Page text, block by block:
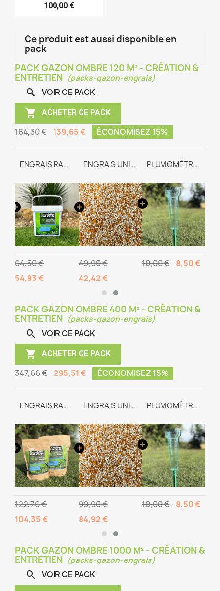
100,00 €
Ce produit est aussi disponible en
pack
PACK GAZON OMBRE 120 M² - CRÉATION &
ENTRETIEN (packs-gazon-engrais)
 VOIR CE PACK
 ACHETER CE PACK
164,30 € 139,65 € ÉCONOMISEZ 15%
ENGRAIS RACINAIRE
64,50 €
54,83 €
ENGRAIS UNIVERSEL TEAM-WAY
49,90 €
42,42 €
PLUVIOMÈTRE GRADUÉ
10,00 € 8,50 €
PACK GAZON OMBRE 400 M² - CRÉATION &
ENTRETIEN (packs-gazon-engrais)
 VOIR CE PACK
 ACHETER CE PACK
347,66 € 295,51 € ÉCONOMISEZ 15%
ENGRAIS RACINAIRE
122,76 €
104,35 €
ENGRAIS UNIVERSEL TEAM-WAY
99,90 €
84,92 €
PLUVIOMÈTRE GRADUÉ
10,00 € 8,50 €
PACK GAZON OMBRE 1000 M² - CRÉATION &
ENTRETIEN (packs-gazon-engrais)
 VOIR CE PACK